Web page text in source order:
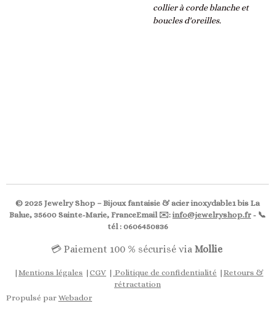
collier à corde blanche et
boucles d'oreilles.
© 2025 Jewelry Shop – Bijoux fantaisie & acier inoxydable1 bis La
Balue, 35600 Sainte-Marie, FranceEmail ✉️: info@jewelryshop.fr- 📞
tél : 0606450836
💳 Paiement 100 % sécurisé via Mollie
| Mentions légales | CGV | Politique de confidentialité | Retours &
rétractation
Propulsé par Webador